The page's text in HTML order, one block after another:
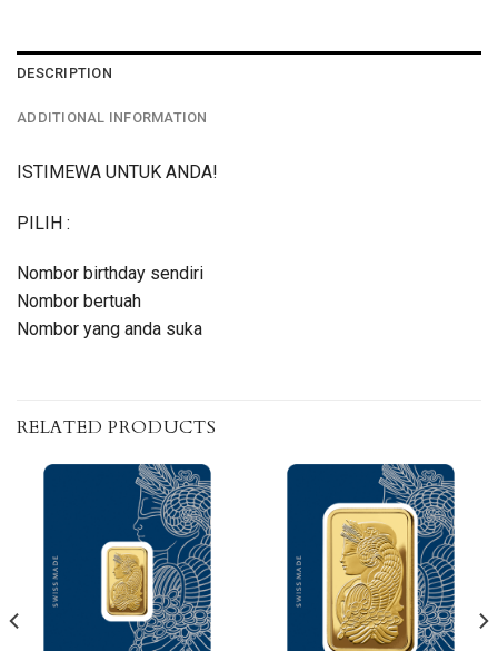
DESCRIPTION
ADDITIONAL INFORMATION
ISTIMEWA UNTUK ANDA!
PILIH :
Nombor birthday sendiri
Nombor bertuah
Nombor yang anda suka
RELATED PRODUCTS